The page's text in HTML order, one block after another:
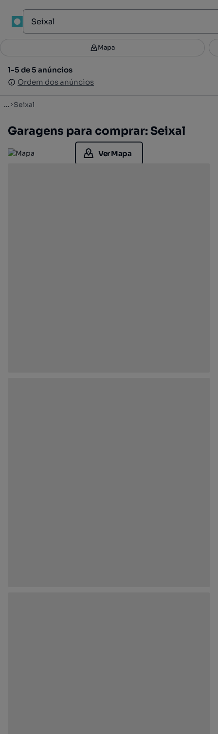
Filtros 2
1-5 de 5 anúncios
Ordem dos anúncios
Mapa
1-5 de 5 anúncios
Ordem dos anúncios
... Seixal
Garagens para comprar: Seixal
Ver Mapa